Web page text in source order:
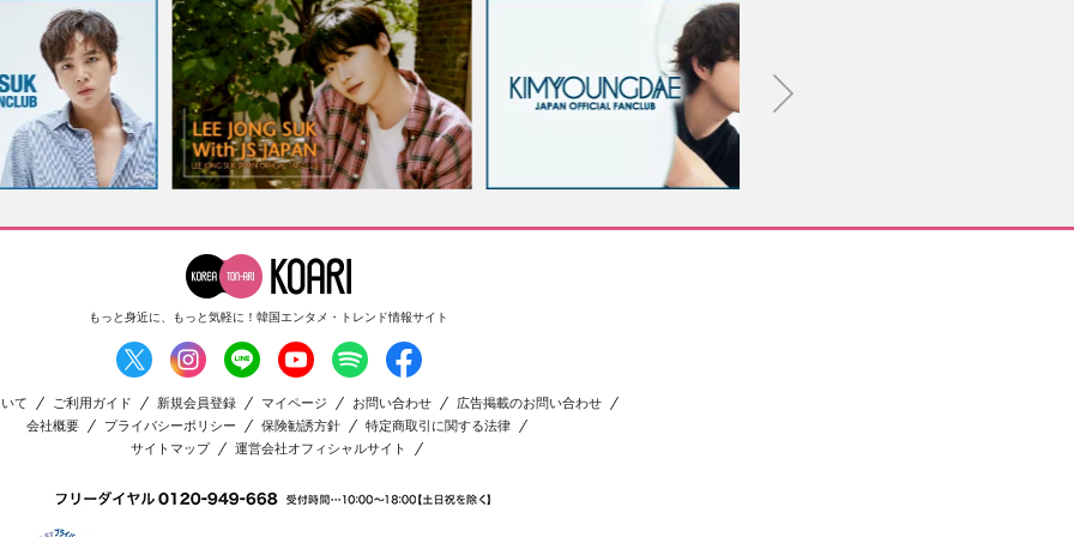
もっと身近に、もっと気軽に！ 韓国エンタメ・トレンド情報サイト
て ご利用ガイド 新規会員登録 マイページ お問い合わせ
広告掲載のお問い合わせ
会社概要
プライバシーポリシー 保険勧誘方針
特定商取引に関する法律
サイトマップ
運営会社オフィシャルサイト